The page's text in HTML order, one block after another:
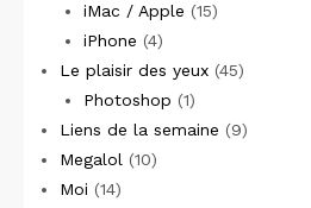
iMac / Apple (15)
iPhone (4)
Le plaisir des yeux (45)
Photoshop (1)
Liens de la semaine (9)
Megalol (10)
Moi (14)